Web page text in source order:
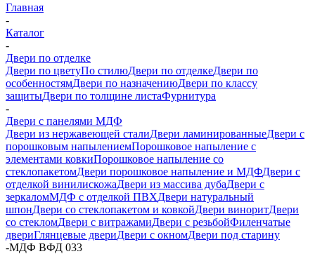
Главная
-
Каталог
-
Двери по отделке
Двери по цветуПо стилюДвери по отделкеДвери по
особенностямДвери по назначениюДвери по классу
защитыДвери по толщине листаФурнитура
-
Двери с панелями МДФ
Двери из нержавеющей сталиДвери ламинированныеДвери с
порошковым напылениемПорошковое напыление с
элементами ковкиПорошковое напыление со
стеклопакетомДвери порошковое напыление и МДФДвери с
отделкой винилискожаДвери из массива дубаДвери с
зеркаломМДФ с отделкой ПВХДвери натуральный
шпонДвери со стеклопакетом и ковкойДвери виноритДвери
со стекломДвери с витражамиДвери с резьбойФиленчатые
двериГлянцевые двериДвери с окномДвери под старину
-МДФ ВФД 033